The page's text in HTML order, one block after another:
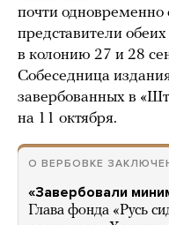
почти одновременно
представители
в колонию 27 и 28
Собеседница
завербованных в
на 11 октября.
О ВЕРБОВКЕ
«Завербовали
Глава фонда «Русь